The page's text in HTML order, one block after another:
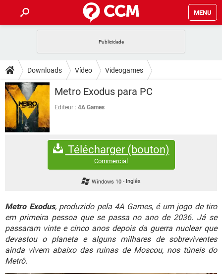
MENU
CELULAR FACEBOOK
OUTLOOK EXCEL
INSTAGRAM
GUIA DE COMPRAS
DICAS
JOGOS WHATSAPP
CELULAR FACEBOOK
OUTLOOK
INSTAGRAM
GUIA DE COMPRAS
DOWNLOADS
JOGOS
CELULAR
EXCEL
GMAIL
FÓRUM
JOGOS
FACEBOOK
EXCEL
GMAIL
WHATSAPP
INSTAGRAM GMAIL
GUIA DE COMPRAS
Downloads Vídeo Videogames
Metro Exodus para PC
Editeur : 4A Games
Télécharger (bouton)
Commercial
Windows 10 - Inglês
Metro Exodus, produzido pela 4A Games, é um jogo de tiro
em primeira pessoa que se passa no ano de 2036. Já se
passaram vinte e cinco anos depois da guerra nuclear que
devastou o planeta e alguns milhares de sobreviventes
ainda vivem abaixo das ruínas de Moscou, nos túneis do
Metrô.